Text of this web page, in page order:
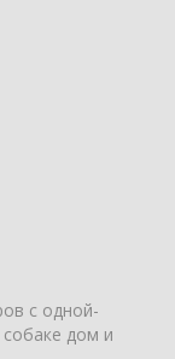
с одной-
дом и